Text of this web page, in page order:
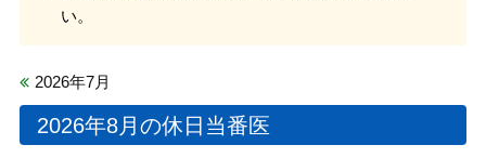
い。
2026年7月
2026年8月の休日当番医
会員専用ページ プライバシーポリシー